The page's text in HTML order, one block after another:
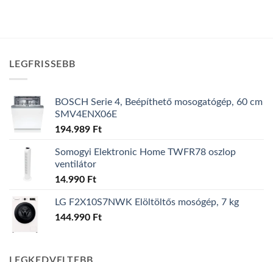
LEGFRISSEBB
BOSCH Serie 4, Beépíthető mosogatógép, 60 cm
SMV4ENX06E
194.989 Ft
Somogyi Elektronic Home TWFR78 oszlop
ventilátor
14.990 Ft
LG F2X10S7NWK Elöltöltős mosógép, 7 kg
144.990 Ft